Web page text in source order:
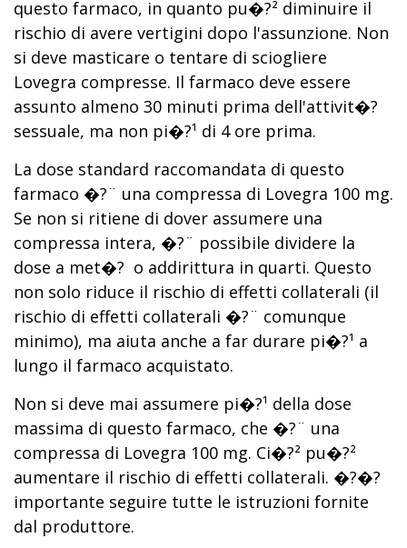
questo farmaco, in quanto pu�?² diminuire il
rischio di avere vertigini dopo l'assunzione. Non
si deve masticare o tentare di sciogliere
Lovegra compresse. Il farmaco deve essere
assunto almeno 30 minuti prima dell'attivit�?
sessuale, ma non pi�?¹ di 4 ore prima.
La dose standard raccomandata di questo
farmaco �?¨ una compressa di Lovegra 100 mg.
Se non si ritiene di dover assumere una
compressa intera, �?¨ possibile dividere la
dose a met�? o addirittura in quarti. Questo
non solo riduce il rischio di effetti collaterali (il
rischio di effetti collaterali �?¨ comunque
minimo), ma aiuta anche a far durare pi�?¹ a
lungo il farmaco acquistato.
Non si deve mai assumere pi�?¹ della dose
massima di questo farmaco, che �?¨ una
compressa di Lovegra 100 mg. Ci�?² pu�?²
aumentare il rischio di effetti collaterali. �?�?
importante seguire tutte le istruzioni fornite
dal produttore.